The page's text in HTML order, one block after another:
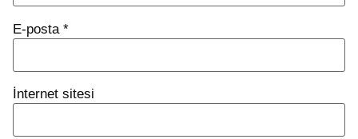
E-posta *
İnternet sitesi